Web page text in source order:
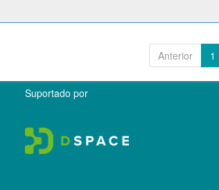
Anterior 1
Suportado por